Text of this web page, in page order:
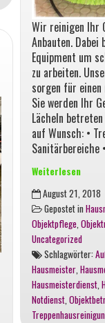
Wir reinigen Ihr
Anbauten. Dabei
Equipment um
zu arbeiten.
sorgen für
Sie werden Ihr
Lächeln
auf Wunsch: •
Sanitärbereiche
Weiterlesen
Grundreinigung
Objektreinigung
Wiesbaden
August 21, 2018
Gepostet in
Objektpflege,
Uncategorized
Schlagwörter:
Hausmeister,
Hausmeisterdienst,
Notdienst,